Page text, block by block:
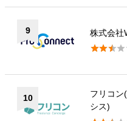
9
株式会社

10
フリコン
シス)